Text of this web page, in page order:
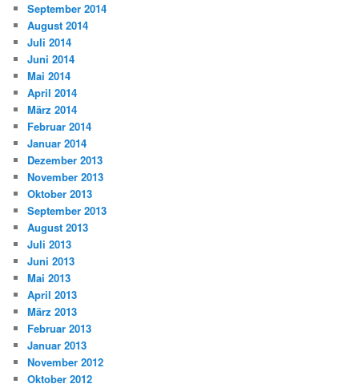
September 2014
August 2014
Juli 2014
Juni 2014
Mai 2014
April 2014
März 2014
Februar 2014
Januar 2014
Dezember 2013
November 2013
Oktober 2013
September 2013
August 2013
Juli 2013
Juni 2013
Mai 2013
April 2013
März 2013
Februar 2013
Januar 2013
November 2012
Oktober 2012